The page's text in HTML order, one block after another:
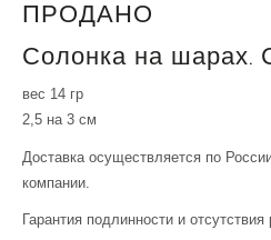
ПРОДАНО
Солонка на шарах.
вес 14 гр
2,5 на 3 см
Доставка осуществляется по
компании.
Гарантия подлинности и отсутствия